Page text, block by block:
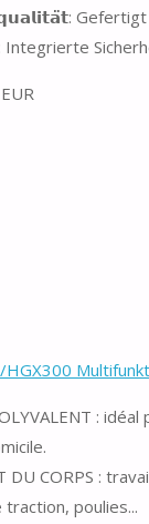
:
DU CORPS :
poulies...